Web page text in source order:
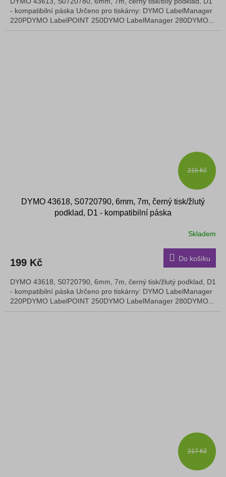
- kompatibilní páska Určeno pro tiskárny: DYMO LabelManager
220PDYMO LabelPOINT 250DYMO LabelManager 280DYMO...
215 Kč
DYMO 43618, S0720790, 6mm, 7m, černý tisk/žlutý
podklad, D1 - kompatibilní páska
Skladem
199 Kč Do košíku
DYMO 43618, S0720790, 6mm, 7m, černý tisk/žlutý podklad, D1
- kompatibilní páska Určeno pro tiskárny: DYMO LabelManager
220PDYMO LabelPOINT 250DYMO LabelManager 280DYMO...
217 Kč